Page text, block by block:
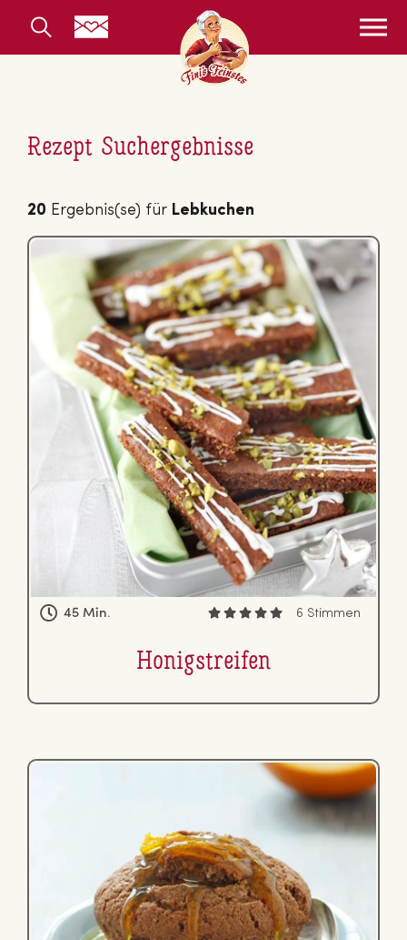
Rezept Suchergebnisse
20 Ergebnis(se) für Lebkuchen
45 Min. 6 Stimmen
Ho­nig­strei­fen